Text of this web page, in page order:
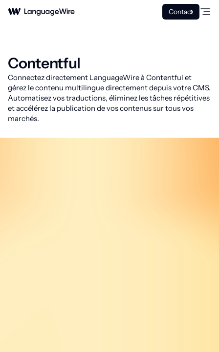
Contact
Contentful
Connectez directement LanguageWire à Contentful et
gérez le contenu multilingue directement depuis votre CMS.
Automatisez vos traductions, éliminez les tâches répétitives
et accélérez la publication de vos contenus sur tous vos
marchés.